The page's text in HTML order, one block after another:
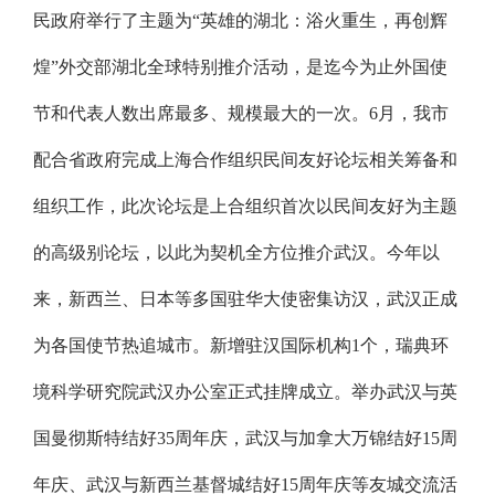
民政府举行了主题为“英雄的湖北：浴火重生，再创辉
煌”外交部湖北全球特别推介活动，是迄今为止外国使
节和代表人数出席最多、规模最大的一次。6月，我市
配合省政府完成上海合作组织民间友好论坛相关筹备和
组织工作，此次论坛是上合组织首次以民间友好为主题
的高级别论坛，以此为契机全方位推介武汉。今年以
来，新西兰、日本等多国驻华大使密集访汉，武汉正成
为各国使节热追城市。新增驻汉国际机构1个，瑞典环
境科学研究院武汉办公室正式挂牌成立。举办武汉与英
国曼彻斯特结好35周年庆，武汉与加拿大万锦结好15周
年庆、武汉与新西兰基督城结好15周年庆等友城交流活